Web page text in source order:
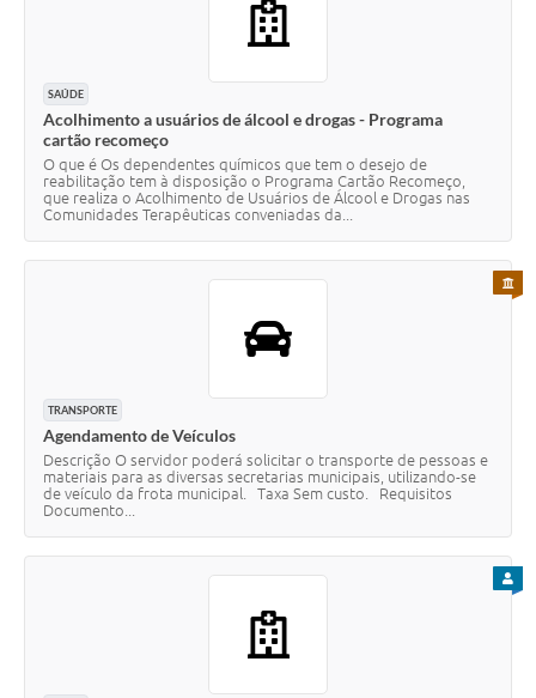
SAÚDE
Acolhimento a usuários de álcool e drogas - Programa
cartão recomeço
O que é Os dependentes químicos que tem o desejo de
reabilitação tem à disposição o Programa Cartão Recomeço,
que realiza o Acolhimento de Usuários de Álcool e Drogas nas
Comunidades Terapêuticas conveniadas da...
TRANSPORTE
Agendamento de Veículos
Descrição O servidor poderá solicitar o transporte de pessoas e
materiais para as diversas secretarias municipais, utilizando-se
de veículo da frota municipal. Taxa Sem custo. Requisitos
Documento...
PARA